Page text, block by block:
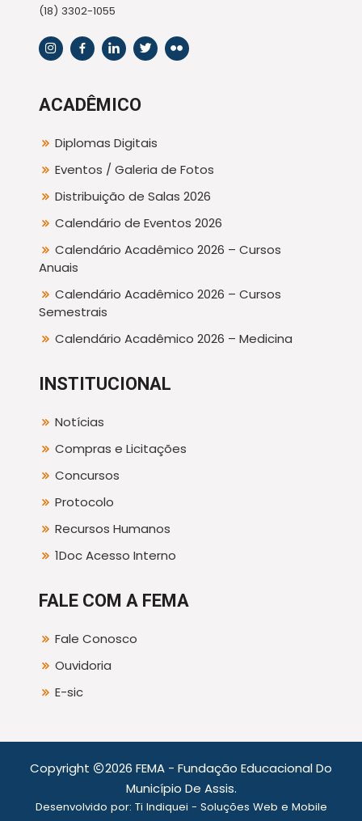
(18) 3302-1055
ACADÊMICO
Diplomas Digitais
Eventos / Galeria de Fotos
Distribuição de Salas 2026
Calendário de Eventos 2026
Calendário Acadêmico 2026 – Cursos
Anuais
Calendário Acadêmico 2026 – Cursos
Semestrais
Calendário Acadêmico 2026 – Medicina
INSTITUCIONAL
Notícias
Compras e Licitações
Concursos
Protocolo
Recursos Humanos
1Doc Acesso Interno
FALE COM A FEMA
Fale Conosco
Ouvidoria
E-sic
Copyright
2026 FEMA - Fundação Educacional Do
Município De Assis.
Desenvolvido por: Ti Indiquei - Soluções Web e Mobile